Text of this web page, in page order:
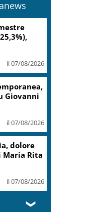
il 07/08/2026
Giovanni
il 07/08/2026
dolore
Maria Rita
il 07/08/2026
❯